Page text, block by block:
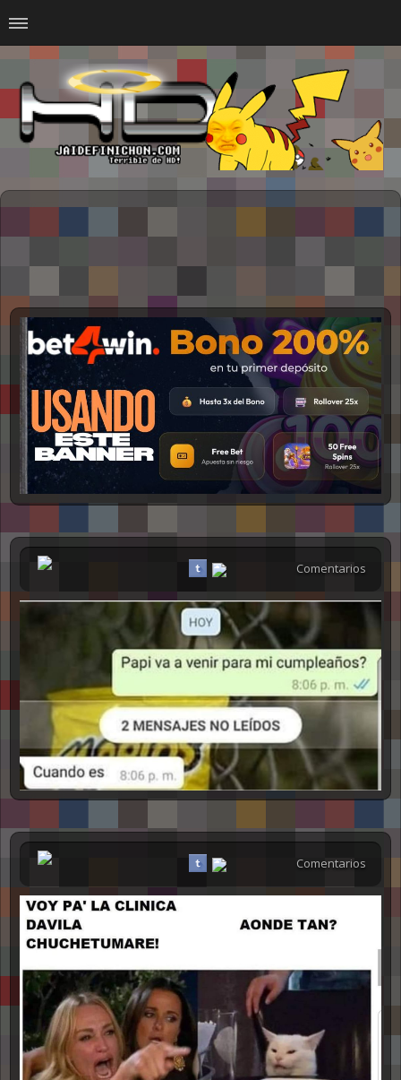
#Animalitosbb
#Chilensis
#CurseadasWTF
#DankMemes
#Otacos
#SacasDeChucha
#Sad
GOTH
Comentarios
Comentarios